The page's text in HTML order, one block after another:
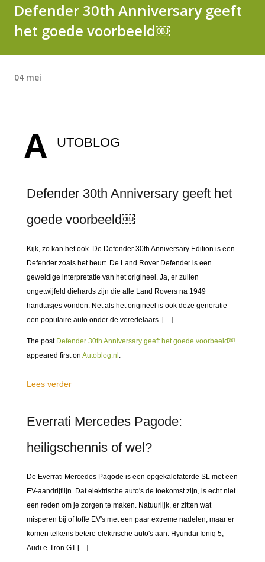
Defender 30th Anniversary geeft
het goede voorbeeld￼
04 mei
A UTOBLOG
Defender 30th Anniversary geeft het
goede voorbeeld￼
Kijk, zo kan het ook. De Defender 30th Anniversary Edition is een
Defender zoals het heurt. De Land Rover Defender is een
geweldige interpretatie van het origineel. Ja, er zullen
ongetwijfeld diehards zijn die alle Land Rovers na 1949
handtasjes vonden. Net als het origineel is ook deze generatie
een populaire auto onder de veredelaars. […]
The post Defender 30th Anniversary geeft het goede voorbeeld￼
appeared first on Autoblog.nl .
Lees verder
Everrati Mercedes Pagode:
heiligschennis of wel?
De Everrati Mercedes Pagode is een opgekalefaterde SL met een
EV-aandrijflijn. Dat elektrische auto's de toekomst zijn, is echt niet
een reden om je zorgen te maken. Natuurlijk, er zitten wat
misperen bij of toffe EV's met een paar extreme nadelen, maar er
komen telkens betere elektrische auto's aan. Hyundai Ioniq 5,
Audi e-Tron GT […]